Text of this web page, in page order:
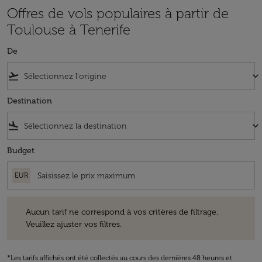
Offres de vols populaires à partir de
Toulouse à Tenerife
De
flight_takeoff keyboard_arrow_down
Destination
flight_land keyboard_arrow_down
Budget
EUR
Aucun tarif ne correspond à vos critères de filtrage.
Veuillez ajuster vos filtres.
*Les tarifs affichés ont été collectés au cours des dernières 48 heures et